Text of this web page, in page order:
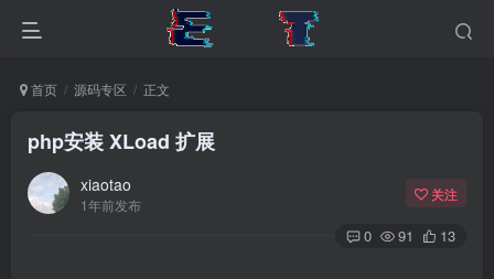
首页 源码专区 正文
php安装 XLoad 扩展
xiaotao
1年前发布
关注
0 91 13